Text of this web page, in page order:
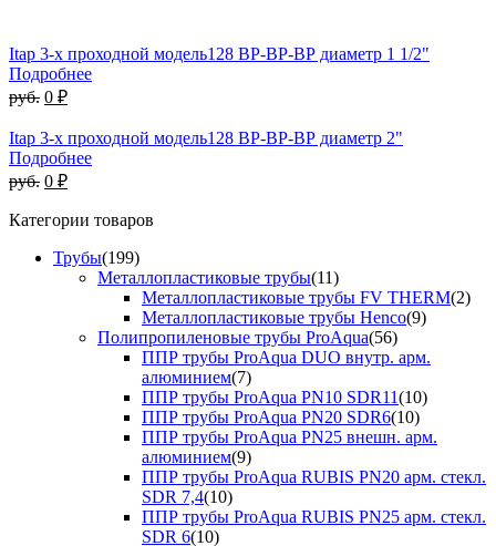
Itap 3-х проходной модель128 ВР-ВР-ВР диаметр 1 1/2"
Подробнее
руб. 0 ₽
Itap 3-х проходной модель128 ВР-ВР-ВР диаметр 2"
Подробнее
руб. 0 ₽
Категории товаров
Трубы(199)
Металлопластиковые трубы(11)
Металлопластиковые трубы FV THERM(2)
Металлопластиковые трубы Henco(9)
Полипропиленовые трубы ProAqua(56)
ППР трубы ProAqua DUO внутр. арм.
алюминием(7)
ППР трубы ProAqua PN10 SDR11(10)
ППР трубы ProAqua PN20 SDR6(10)
ППР трубы ProAqua PN25 внешн. арм.
алюминием(9)
ППР трубы ProAqua RUBIS PN20 арм. стекл.
SDR 7,4(10)
ППР трубы ProAqua RUBIS PN25 арм. стекл.
SDR 6(10)